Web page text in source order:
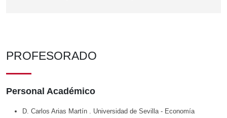
PROFESORADO
Personal Académico
D. Carlos Arias Martín . Universidad de Sevilla - Economía